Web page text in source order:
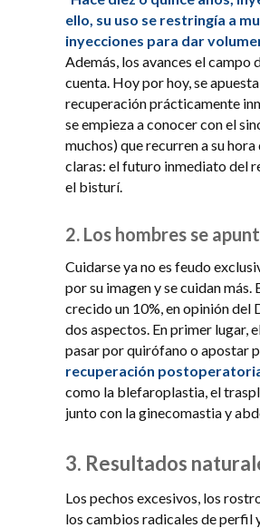
ello, su uso se restringía a
inyecciones para dar
Además, los avances el campo
cuenta. Hoy por hoy, se
recuperación prácticamente
se empieza a conocer con el
muchos) que recurren a su
claras: el futuro inmediato del
el bisturí.
2. Los hombres se
Cuidarse ya no es feudo
por su imagen y se cuidan
crecido un 10%, en opinión
dos aspectos. En primer lugar,
pasar por quirófano o apostar
recuperación
como la blefaroplastia, el
junto con la ginecomastia y
3. Resultados
Los pechos excesivos, los
los cambios radicales de perfil